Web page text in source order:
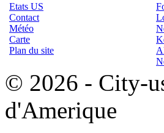
Etats US
Contact
Météo
Carte
Plan du site
© 2026 - City-
d'Amerique